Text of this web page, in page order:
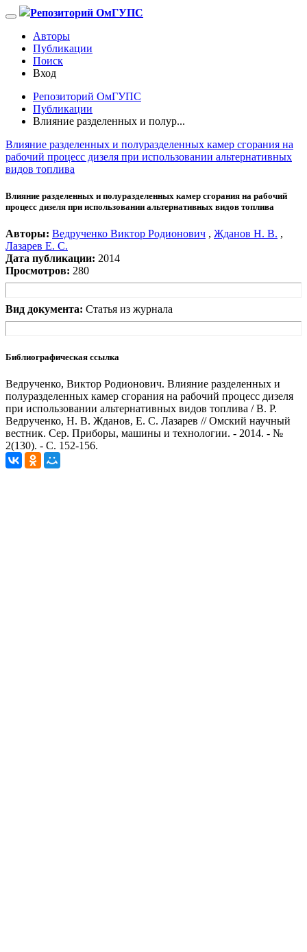
Репозиторий ОмГУПС
Авторы
Публикации
Поиск
Вход
Репозиторий ОмГУПС
Публикации
Влияние разделенных и полур...
Влияние разделенных и полуразделенных камер сгорания на
рабочий процесс дизеля при использовании альтернативных
видов топлива
Влияние разделенных и полуразделенных камер сгорания на рабочий
процесс дизеля при использовании альтернативных видов топлива
Авторы: Ведрученко Виктор Родионович , Жданов Н. В. ,
Лазарев Е. С.
Дата публикации: 2014
Просмотров: 280
Вид документа: Статья из журнала
Библиографическая ссылка
Ведрученко, Виктор Родионович. Влияние разделенных и
полуразделенных камер сгорания на рабочий процесс дизеля
при использовании альтернативных видов топлива / В. Р.
Ведрученко, Н. В. Жданов, Е. С. Лазарев // Омский научный
вестник. Сер. Приборы, машины и технологии. - 2014. - №
2(130). - С. 152-156.